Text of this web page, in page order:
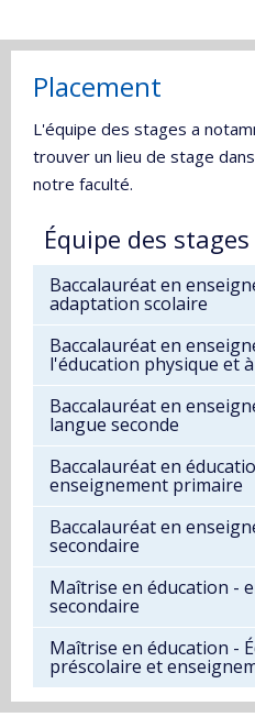
Placement
L'équipe des stages a
trouver un lieu de stage
notre faculté.
Équipe des stages
Baccalauréat en
adaptation scolaire
Baccalauréat en
l'éducation physique et
Baccalauréat en
langue seconde
Baccalauréat en
enseignement primaire
Baccalauréat en
secondaire
Maîtrise en éducation -
secondaire
Maîtrise en éducation -
préscolaire et